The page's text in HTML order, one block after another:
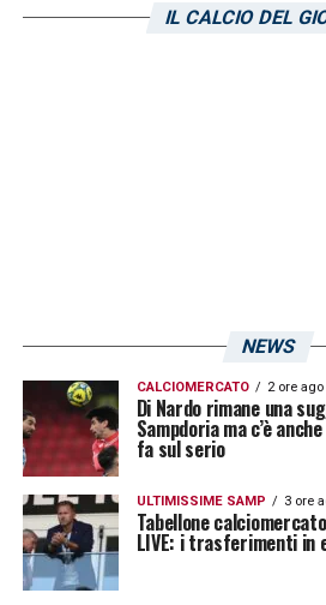
caratteriale per alleggerire
IL CALCIO DEL
NEWS
CALCIOMERCATO 2 ore ago
Di Nardo rimane una
Sampdoria ma c’è
fa sul serio
ULTIMISSIME SAMP 3 ore
Tabellone
LIVE: i trasferimenti in